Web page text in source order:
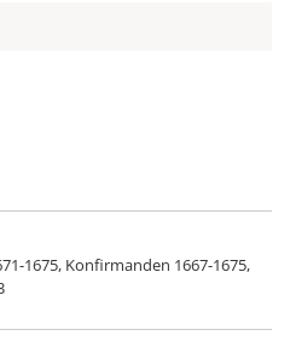
1675, Konfirmanden 1667-1675,